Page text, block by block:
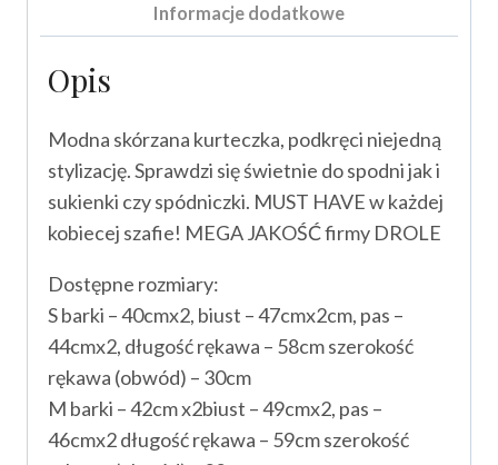
Informacje dodatkowe
Opis
Modna skórzana kurteczka, podkręci niejedną
stylizację. Sprawdzi się świetnie do spodni jak i
sukienki czy spódniczki. MUST HAVE w każdej
kobiecej szafie! MEGA JAKOŚĆ firmy DROLE
Dostępne rozmiary:
S barki – 40cmx2, biust – 47cmx2cm, pas –
44cmx2, długość rękawa – 58cm szerokość
rękawa (obwód) – 30cm
M barki – 42cm x2biust – 49cmx2, pas –
46cmx2 długość rękawa – 59cm szerokość